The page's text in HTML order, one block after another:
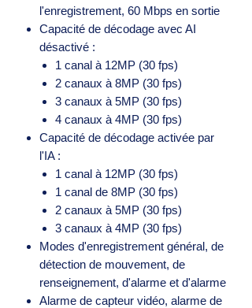
l'enregistrement, 60 Mbps en sortie
Capacité de décodage avec AI
désactivé :
1 canal à 12MP (30 fps)
2 canaux à 8MP (30 fps)
3 canaux à 5MP (30 fps)
4 canaux à 4MP (30 fps)
Capacité de décodage activée par
l'IA :
1 canal à 12MP (30 fps)
1 canal de 8MP (30 fps)
2 canaux à 5MP (30 fps)
3 canaux à 4MP (30 fps)
Modes d'enregistrement général, de
détection de mouvement, de
renseignement, d'alarme et d'alarme
Alarme de capteur vidéo, alarme de